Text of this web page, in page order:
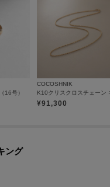
16号）
COCOSHNIK
¥91,300
ング